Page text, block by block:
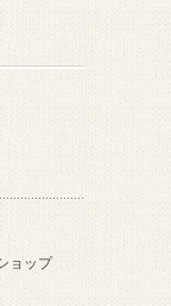
ョップ